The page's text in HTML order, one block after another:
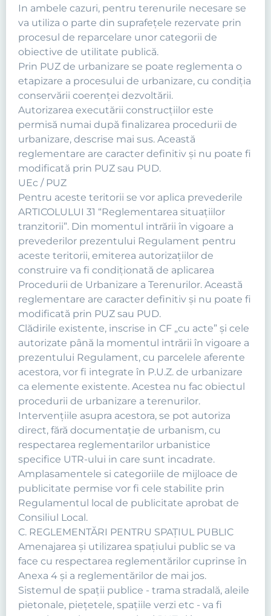
In ambele cazuri, pentru terenurile necesare se
va utiliza o parte din suprafeţele rezervate prin
procesul de reparcelare unor categorii de
obiective de utilitate publică.
Prin PUZ de urbanizare se poate reglementa o
etapizare a procesului de urbanizare, cu condiţia
conservării coerenţei dezvoltării.
Autorizarea executării construcţiilor este
permisă numai după finalizarea procedurii de
urbanizare, descrise mai sus. Această
reglementare are caracter definitiv şi nu poate fi
modificată prin PUZ sau PUD.
UEc / PUZ
Pentru aceste teritorii se vor aplica prevederile
ARTICOLULUI 31 “Reglementarea situaţiilor
tranzitorii”. Din momentul intrării în vigoare a
prevederilor prezentului Regulament pentru
aceste teritorii, emiterea autorizaţiilor de
construire va fi condiţionată de aplicarea
Procedurii de Urbanizare a Terenurilor. Această
reglementare are caracter definitiv şi nu poate fi
modificată prin PUZ sau PUD.
Clădirile existente, inscrise in CF „cu acte” şi cele
autorizate până la momentul intrării în vigoare a
prezentului Regulament, cu parcelele aferente
acestora, vor fi integrate în P.U.Z. de urbanizare
ca elemente existente. Acestea nu fac obiectul
procedurii de urbanizare a terenurilor.
Intervențiile asupra acestora, se pot autoriza
direct, fără documentație de urbanism, cu
respectarea reglementarilor urbanistice
specifice UTR-ului in care sunt incadrate.
Amplasamentele si categoriile de mijloace de
publicitate permise vor fi cele stabilite prin
Regulamentul local de publicitate aprobat de
Consiliul Local.
C. REGLEMENTĂRI PENTRU SPAȚIUL PUBLIC
Amenajarea şi utilizarea spaţiului public se va
face cu respectarea reglementărilor cuprinse în
Anexa 4 şi a reglementărilor de mai jos.
Sistemul de spaţii publice - trama stradală, aleile
pietonale, pieţetele, spaţiile verzi etc - va fi